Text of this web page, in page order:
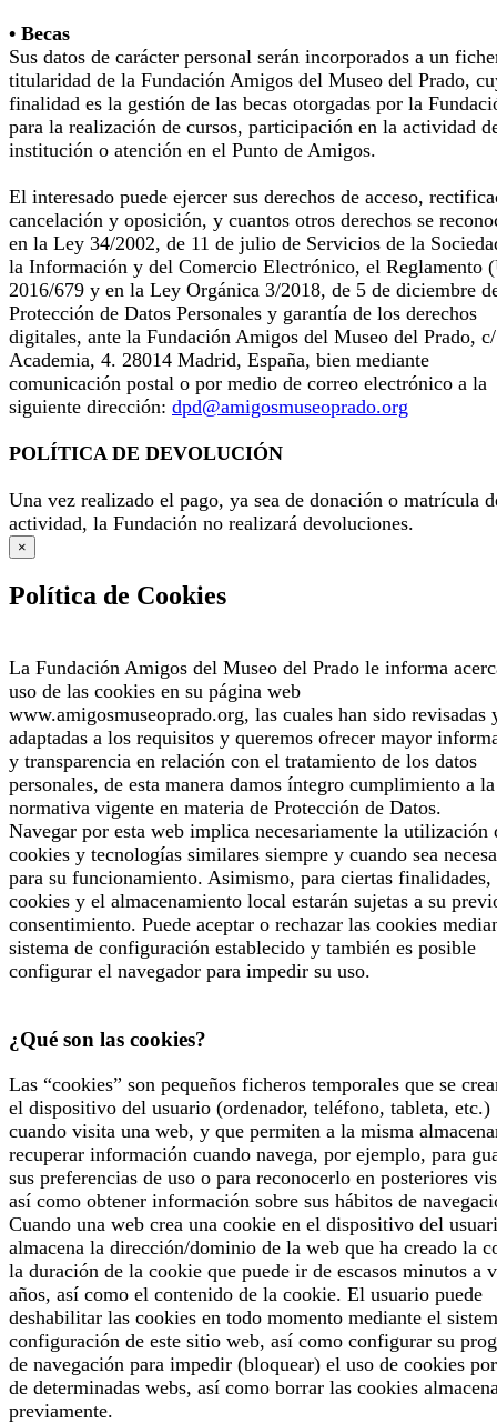
• Becas
Sus datos de carácter personal serán incorporados a un
titularidad de la Fundación Amigos del Museo del Prado,
finalidad es la gestión de las becas otorgadas por la
para la realización de cursos, participación en la actividad
institución o atención en el Punto de Amigos.
El interesado puede ejercer sus derechos de acceso,
cancelación y oposición, y cuantos otros derechos se
en la Ley 34/2002, de 11 de julio de Servicios de la
la Información y del Comercio Electrónico, el Reglamento
2016/679 y en la Ley Orgánica 3/2018, de 5 de diciembre
Protección de Datos Personales y garantía de los derechos
digitales, ante la Fundación Amigos del Museo del Prado,
Academia, 4. 28014 Madrid, España, bien mediante
comunicación postal o por medio de correo electrónico a la
siguiente dirección: dpd@amigosmuseoprado.org
POLÍTICA DE DEVOLUCIÓN
Una vez realizado el pago, ya sea de donación o matrícula
actividad, la Fundación no realizará devoluciones.
×
Política de Cookies
La Fundación Amigos del Museo del Prado le informa
uso de las cookies en su página web
www.amigosmuseoprado.org, las cuales han sido revisadas
adaptadas a los requisitos y queremos ofrecer mayor
y transparencia en relación con el tratamiento de los datos
personales, de esta manera damos íntegro cumplimiento a la
normativa vigente en materia de Protección de Datos.
Navegar por esta web implica necesariamente la utilización
cookies y tecnologías similares siempre y cuando sea
para su funcionamiento. Asimismo, para ciertas finalidades,
cookies y el almacenamiento local estarán sujetas a su
consentimiento. Puede aceptar o rechazar las cookies
sistema de configuración establecido y también es posible
configurar el navegador para impedir su uso.
¿Qué son las cookies?
Las “cookies” son pequeños ficheros temporales que se
el dispositivo del usuario (ordenador, teléfono, tableta, etc.)
cuando visita una web, y que permiten a la misma
recuperar información cuando navega, por ejemplo, para
sus preferencias de uso o para reconocerlo en posteriores
así como obtener información sobre sus hábitos de
Cuando una web crea una cookie en el dispositivo del
almacena la dirección/dominio de la web que ha creado la
la duración de la cookie que puede ir de escasos minutos a
años, así como el contenido de la cookie. El usuario puede
deshabilitar las cookies en todo momento mediante el
configuración de este sitio web, así como configurar su
de navegación para impedir (bloquear) el uso de cookies
de determinadas webs, así como borrar las cookies
previamente.